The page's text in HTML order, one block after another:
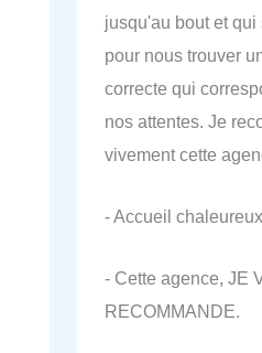
jusqu'au bout et qui
pour nous trouver
correcte qui
nos attentes. Je
vivement cette
- Accueil
- Cette agence, JE
RECOMMANDE.